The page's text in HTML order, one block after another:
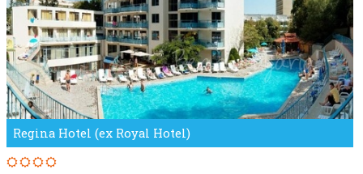
Regina Hotel (ex Royal Hotel)